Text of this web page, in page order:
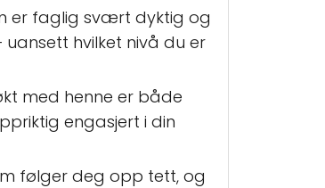
er faglig svært dyktig og
hvilket nivå du er
med henne er både
engasjert i din
følger deg opp tett, og